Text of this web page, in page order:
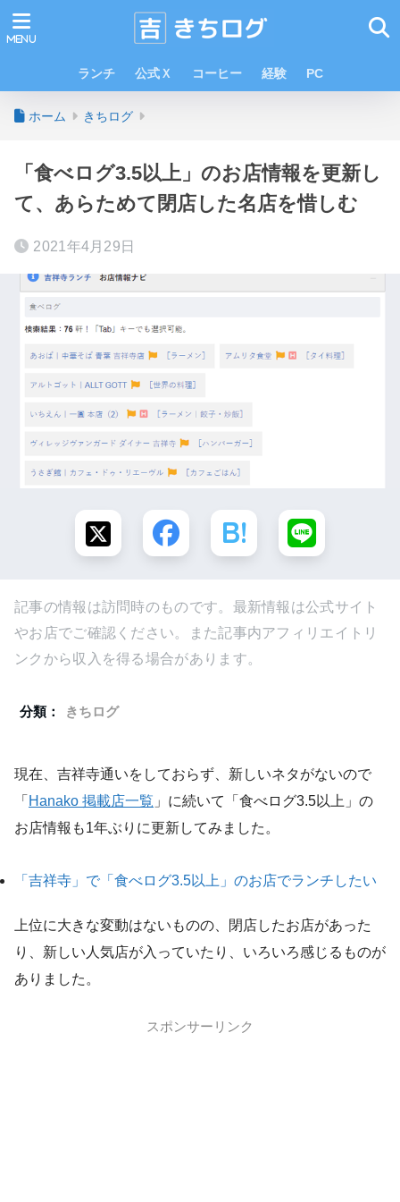
ランチ 公式Ｘ コーヒー 経験 PC
ホーム きちログ
「食べログ3.5以上」のお店情報を更新し
て、あらためて閉店した名店を惜しむ
2021年4月29日
記事の情報は訪問時のものです。最新情報は公式サイト
やお店でご確認ください。また記事内アフィリエイトリ
ンクから収入を得る場合があります。
分類： きちログ
現在、吉祥寺通いをしておらず、新しいネタがないので
「 Hanako 掲載店一覧 」に続いて「食べログ3.5以上」の
お店情報も1年ぶりに更新してみました。
「吉祥寺」で「食べログ3.5以上」のお店でランチしたい
上位に大きな変動はないものの、閉店したお店があった
り、新しい人気店が入っていたり、いろいろ感じるものが
ありました。
スポンサーリンク